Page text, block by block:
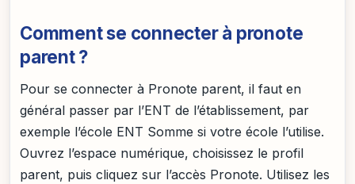
Comment se connecter à pronote
parent ?
Pour se connecter à Pronote parent, il faut en
général passer par l’ENT de l’établissement, par
exemple l’école ENT Somme si votre école l’utilise.
Ouvrez l’espace numérique, choisissez le profil
parent, puis cliquez sur l’accès Pronote. Utilisez les